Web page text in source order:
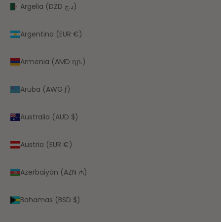
Argelia (DZD د.ج)
Argentina (EUR €)
Armenia (AMD դր.)
Aruba (AWG ƒ)
Australia (AUD $)
Austria (EUR €)
Azerbaiyán (AZN ₼)
Bahamas (BSD $)